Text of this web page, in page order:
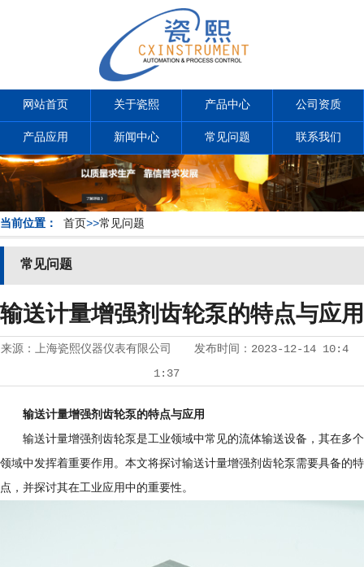
网站首页 关于瓷熙 产品中心 公司资质
产品应用 新闻中心 常见问题 联系我们
当前位置： 首页>>常见问题
常见问题
输送计量增强剂齿轮泵的特点与应用
来源： 上海瓷熙仪器仪表有限公司 发布时间： 2023-12-14 10:4
1:37
输送计量增强剂齿轮泵的特点与应用
输送计量增强剂齿轮泵是工业领域中常见的流体输送设备，其在多个
领域中发挥着重要作用。本文将探讨输送计量增强剂齿轮泵需要具备的特
点，并探讨其在工业应用中的重要性。